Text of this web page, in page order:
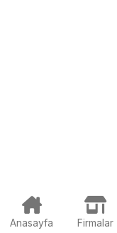
Anasayfa Firmalar